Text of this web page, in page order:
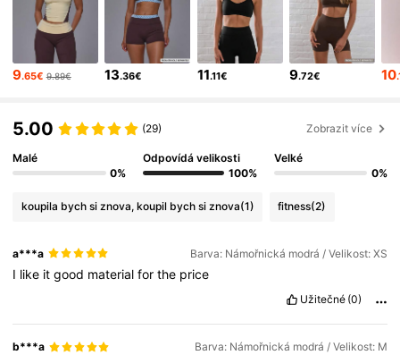
4.3M Sledující
4.83 4.3M Sledující
4.83 4.3M Sledující
9.65€ 9.89€ 13.36€ 11.11€ 9.72€ 10
5.00 (29) Zobrazit více
Malé
0%
Odpovídá velikosti
100%
Velké
0%
koupila bych si znova, koupil bych si znova(1) fitness(2)
a***a Barva: Námořnická modrá / Velikost: XS
I like itgood materialforthe price
Užitečné (0)
b***a Barva: Námořnická modrá / Velikost: M